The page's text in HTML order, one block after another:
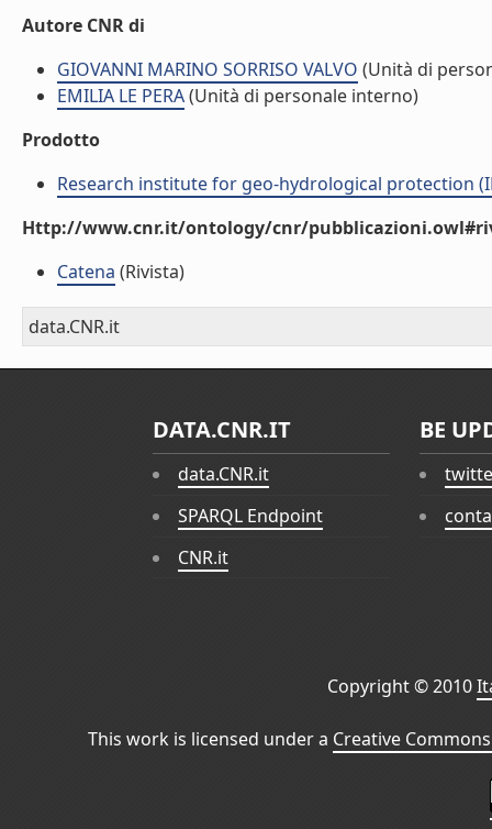
Autore CNR di
GIOVANNI MARINO SORRISO VALVO (Unità di
EMILIA LE PERA(Unità di personale interno)
Prodotto
Research institute for geo-hydrological protection
Http://www.cnr.it/ontology/cnr/
Catena (Rivista)
data.CNR.it
DATA.CNR.IT
data.CNR.it
SPARQL Endpoint
CNR.it
BE
Copyright © 2010
This work is licensed under a Creative